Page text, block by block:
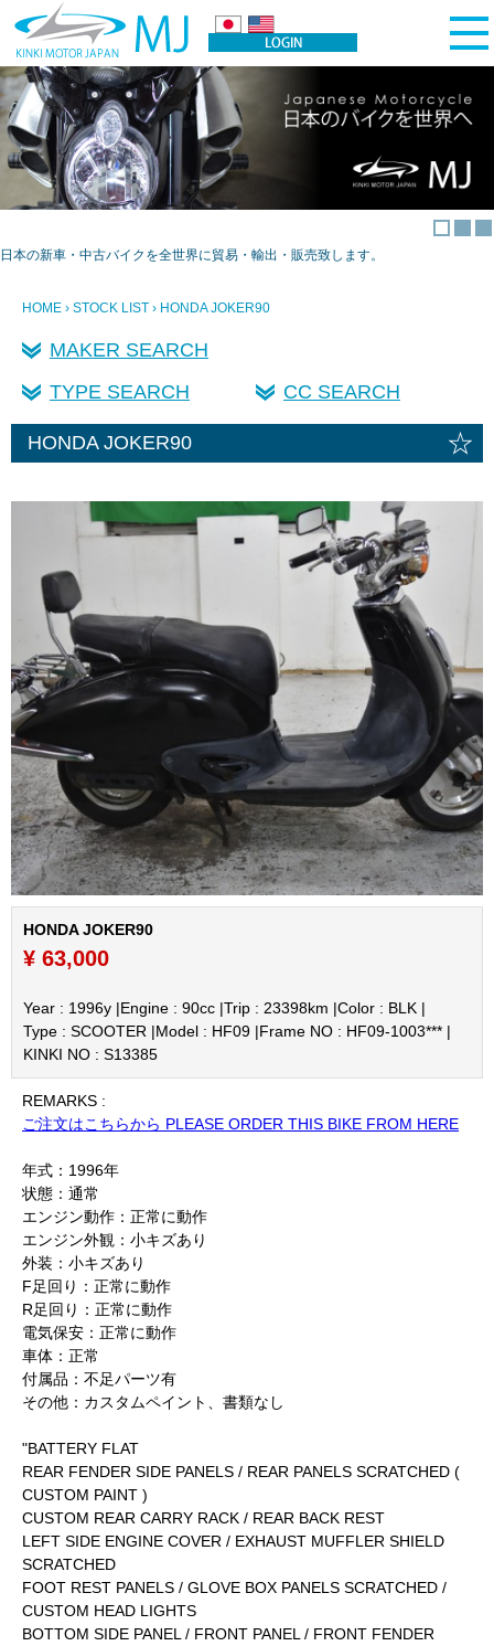
日本の新車・中古バイクを全世界に貿易・輸出・販売致します。
HOME › STOCK LIST › HONDA JOKER90
MAKER SEARCH
TYPE SEARCH
CC SEARCH
HONDA JOKER90 ☆
HONDA JOKER90
¥ 63,000
Year : 1996y |Engine : 90cc |Trip : 23398km |Color : BLK |
Type : SCOOTER |Model : HF09 |Frame NO : HF09-1003*** |
KINKI NO : S13385
REMARKS :
ご注文はこちらから PLEASE ORDER THIS BIKE FROM HERE
年式：1996年
状態：通常
エンジン動作：正常に動作
エンジン外観：小キズあり
外装：小キズあり
F足回り：正常に動作
R足回り：正常に動作
電気保安：正常に動作
車体：正常
付属品：不足パーツ有
その他：カスタムペイント、書類なし
"BATTERY FLAT
REAR FENDER SIDE PANELS / REAR PANELS SCRATCHED (
CUSTOM PAINT )
CUSTOM REAR CARRY RACK / REAR BACK REST
LEFT SIDE ENGINE COVER / EXHAUST MUFFLER SHIELD
SCRATCHED
FOOT REST PANELS / GLOVE BOX PANELS SCRATCHED /
CUSTOM HEAD LIGHTS
BOTTOM SIDE PANEL / FRONT PANEL / FRONT FENDER